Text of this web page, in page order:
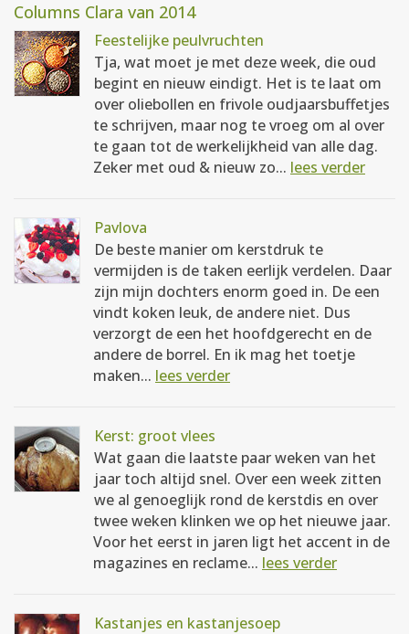
Columns Clara van 2014
Feestelijke peulvruchten
Tja, wat moet je met deze week, die oud
begint en nieuw eindigt. Het is te laat om
over oliebollen en frivole oudjaarsbuffetjes
te schrijven, maar nog te vroeg om al over
te gaan tot de werkelijkheid van alle dag.
Zeker met oud & nieuw zo... lees verder
Pavlova
De beste manier om kerstdruk te
vermijden is de taken eerlijk verdelen. Daar
zijn mijn dochters enorm goed in. De een
vindt koken leuk, de andere niet. Dus
verzorgt de een het hoofdgerecht en de
andere de borrel. En ik mag het toetje
maken... lees verder
Kerst: groot vlees
Wat gaan die laatste paar weken van het
jaar toch altijd snel. Over een week zitten
we al genoeglijk rond de kerstdis en over
twee weken klinken we op het nieuwe jaar.
Voor het eerst in jaren ligt het accent in de
magazines en reclame... lees verder
Kastanjes en kastanjesoep